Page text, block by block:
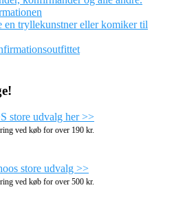
en tryllekunstner eller komiker til
store udvalg her >>
ved køb for over 190 kr.
store udvalg >>
ved køb for over 500 kr.